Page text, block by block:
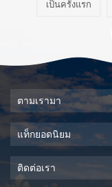
เป็นครั้งแรก
ตามเรามา
แท็กยอดนิยม
ติดต่อเรา